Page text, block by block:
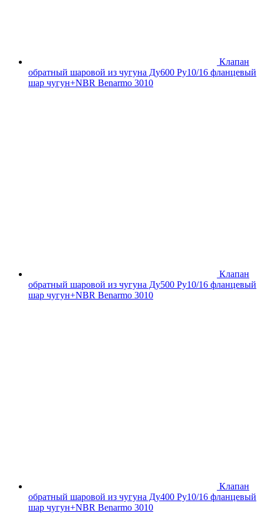
Клапан
обратный шаровой из чугуна Ду600 Ру10/16 фланцевый
шар чугун+NBR Benarmo 3010
Клапан
обратный шаровой из чугуна Ду500 Ру10/16 фланцевый
шар чугун+NBR Benarmo 3010
Клапан
обратный шаровой из чугуна Ду400 Ру10/16 фланцевый
шар чугун+NBR Benarmo 3010